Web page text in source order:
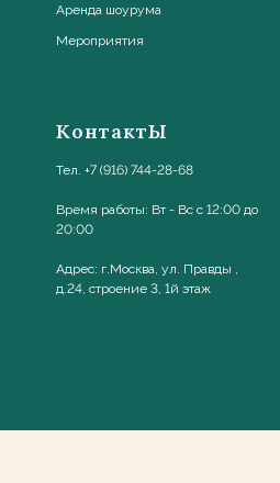
Аренда шоурума
Мероприятия
КонтактЫ
Тел. +7 (916) 744-28-68
Время работы: Вт - Вс с 12:00 до
20:00
Адрес: г.Москва, ул. Правды ,
д.24, строение 3, 1й этаж